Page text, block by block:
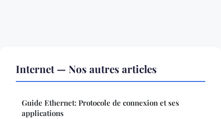
Internet — Nos autres articles
Guide Ethernet: Protocole de connexion et ses
applications